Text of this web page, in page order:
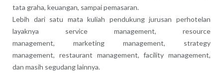
tata graha, keuangan, sampai pemasaran.
Lebih dari satu mata kuliah pendukung jurusan perhotelan
layaknya service management, resource
management, marketing management, strategy
management, restaurant management, facility management,
dan masih segudang lainnya.